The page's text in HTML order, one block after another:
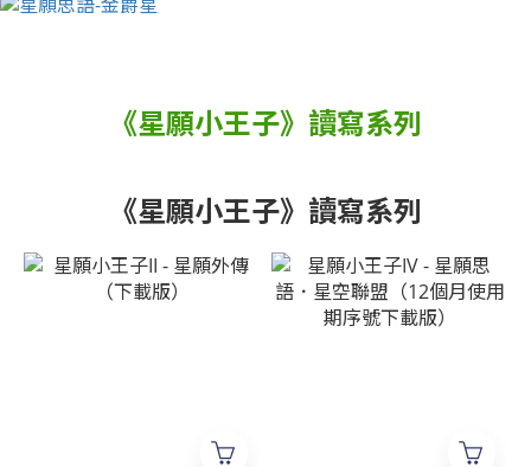
《星願小王子》讀寫系列
《星願小王子》讀寫系列